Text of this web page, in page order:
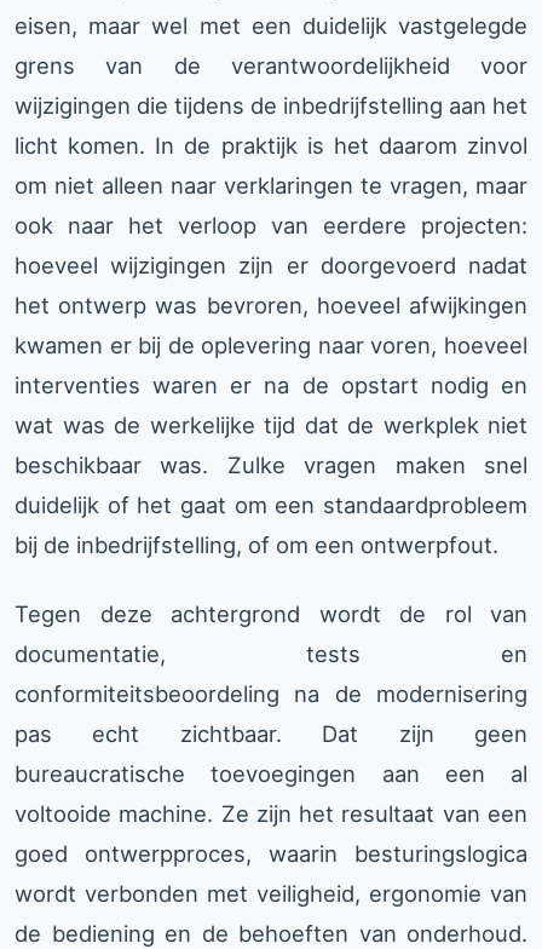
eisen, maar wel met een duidelijk vastgelegde
grens van de verantwoordelijkheid voor
wijzigingen die tijdens de inbedrijfstelling aan het
licht komen. In de praktijk is het daarom zinvol
om niet alleen naar verklaringen te vragen, maar
ook naar het verloop van eerdere projecten:
hoeveel wijzigingen zijn er doorgevoerd nadat
het ontwerp was bevroren, hoeveel afwijkingen
kwamen er bij de oplevering naar voren, hoeveel
interventies waren er na de opstart nodig en
wat was de werkelijke tijd dat de werkplek niet
beschikbaar was. Zulke vragen maken snel
duidelijk of het gaat om een standaardprobleem
bij de inbedrijfstelling, of om een ontwerpfout.
Tegen deze achtergrond wordt de rol van
documentatie, tests en
conformiteitsbeoordeling na de modernisering
pas echt zichtbaar. Dat zijn geen
bureaucratische toevoegingen aan een al
voltooide machine. Ze zijn het resultaat van een
goed ontwerpproces, waarin besturingslogica
wordt verbonden met veiligheid, ergonomie van
de bediening en de behoeften van onderhoud.